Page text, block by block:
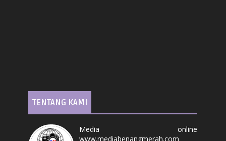
TENTANG KAMI
Media online
www.mediabenangmerah.com